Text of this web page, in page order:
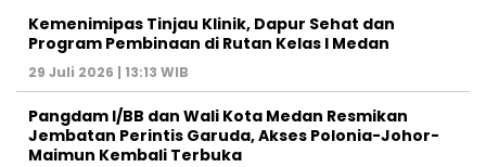
Kemenimipas Tinjau Klinik, Dapur Sehat dan
Program Pembinaan di Rutan Kelas I Medan
29 Juli 2026 | 13:13 WIB
Pangdam I/BB dan Wali Kota Medan Resmikan
Jembatan Perintis Garuda, Akses Polonia-Johor-
Maimun Kembali Terbuka